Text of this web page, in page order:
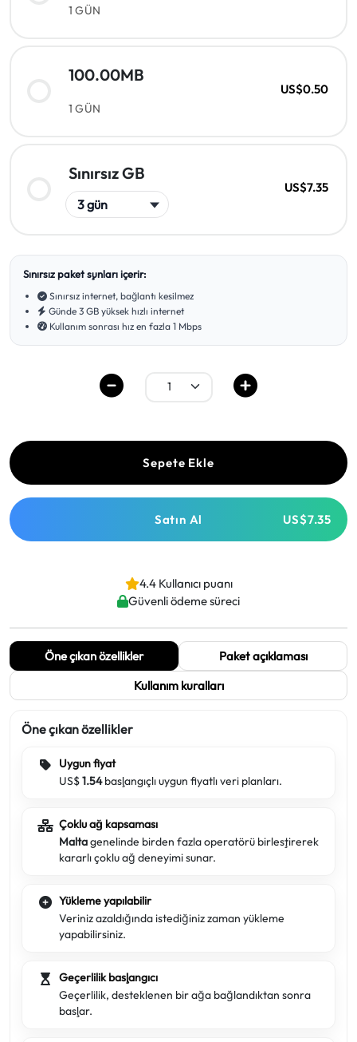
1 GÜN
100.00MB
1 GÜN
US$0.50
Sınırsız GB
US$7.35
Sınırsız paket şunları içerir:
Sınırsız internet, bağlantı kesilmez
Günde 3 GB yüksek hızlı internet
Kullanım sonrası hız en fazla 1 Mbps
Sepete Ekle
Satın Al US$7.35
4.4 Kullanıcı puanı
Güvenli ödeme süreci
Öne çıkan özellikler
Paket açıklaması
Kullanım kuralları
Öne çıkan özellikler
Uygun fiyat
US$1.54başlangıçlı uygun fiyatlı veri planları.
Çoklu ağ kapsaması
Maltagenelinde birden fazla operatörü birleştirerek
kararlı çoklu ağ deneyimi sunar.
Yükleme yapılabilir
Veriniz azaldığında istediğiniz zaman yükleme
yapabilirsiniz.
Geçerlilik başlangıcı
Geçerlilik, desteklenen bir ağa bağlandıktan sonra
başlar.